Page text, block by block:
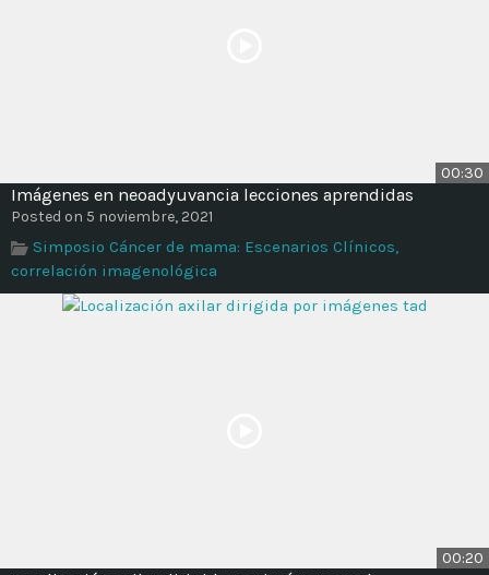
00:30
Imágenes en neoadyuvancia lecciones aprendidas
Posted on 5 noviembre, 2021
Simposio Cáncer de mama: Escenarios Clínicos,
correlación imagenológica
00:20